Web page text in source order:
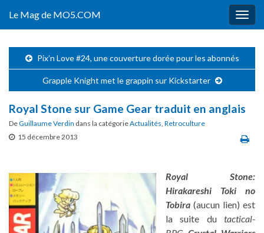
Le Mag de MO5.COM
Pix’n Love #24, une couverture dorée pour les abonnés
Grapple Knight met le grappin sur Kickstarter
Royal Stone sur Game Gear traduit en anglais
DeGuillaume Verdin dans la catégorieActualités, Retroculture
15 décembre 2013
Royal Stone:
Hirakareshi Toki no
Tobira (aucun lien) est
la suite du tactical-